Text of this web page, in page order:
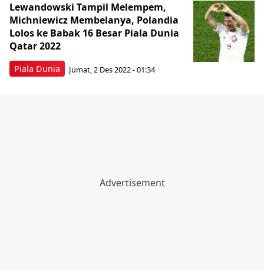
Piala Dunia
Lewandowski Tampil Melempem,
Michniewicz Membelanya, Polandia
Lolos ke Babak 16 Besar Piala Dunia
Qatar 2022
Jumat, 2 Des 2022 - 01:34